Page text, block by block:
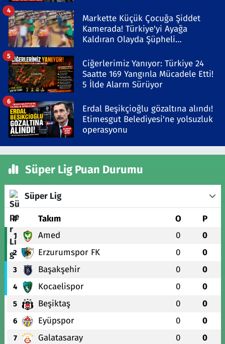
Markette Küçük Çocuğa Şiddet
Kamerada! Türkiye'yi Ayağa
Kaldıran Olayda Şüpheli
4
Ciğerlerimiz Yanıyor: Türkiye 24
Saatte 169 Yangınla Mücadele Etti!
5 İlde Alarm Sürüyor
5
Erdal Beşikçioğlu gözaltına alındı!
Etimesgut Belediyesi'ne yolsuzluk
operasyonu
6
Süper Lig Puan Durumu
Süper Lig
# Takım O P
1 Amed 0 0
2 Erzurumspor FK 0 0
3 Başakşehir 0 0
4 Kocaelispor 0 0
5 Beşiktaş 0 0
6 Eyüpspor 0 0
7 Galatasaray 0 0